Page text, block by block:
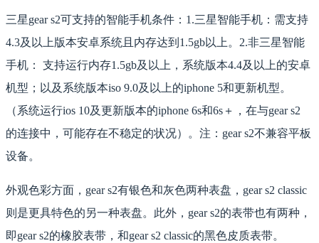
三星gear s2可支持的智能手机条件：1.三星智能手机：需支持
4.3及以上版本安卓系统且内存达到1.5gb以上。2.非三星智能
手机： 支持运行内存1.5gb及以上，系统版本4.4及以上的安卓
机型；以及系统版本iso 9.0及以上的iphone 5和更新机型。
（系统运行ios 10及更新版本的iphone 6s和6s＋，在与gear s2
的连接中，可能存在不稳定的状况）。注：gear s2不兼容平板
设备。
外观色彩方面，gear s2有银色和灰色两种表盘，gear s2 classic
则是更具特色的另一种表盘。此外，gear s2的表带也有两种，
即gear s2的橡胶表带，和gear s2 classic的黑色皮质表带。